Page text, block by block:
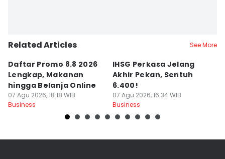
Related Articles See More
Daftar Promo 8.8 2026
Lengkap, Makanan
hingga Belanja Online
07 Agu 2026, 18:18 WIB
Business
IHSG Perkasa Jelang
Akhir Pekan, Sentuh
6.400!
07 Agu 2026, 16:34 WIB
Business